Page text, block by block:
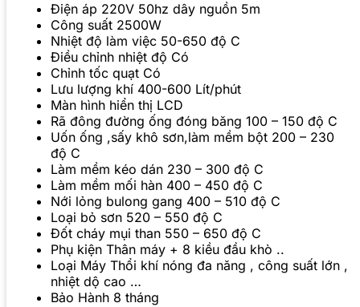
Điện áp 220V 50hz dây nguồn 5m
Công suất 2500W
Nhiệt độ làm việc 50-650 độ C
Điều chỉnh nhiệt độ Có
Chỉnh tốc quạt Có
Lưu lượng khí 400-600 Lít/phút
Màn hình hiển thị LCD
Rã đông đường ống đóng băng 100 – 150 độ C
Uốn ống ,sấy khô sơn,làm mềm bột 200 – 230
độ C
Làm mềm kéo dán 230 – 300 độ C
Làm mềm mối hàn 400 – 450 độ C
Nới lỏng bulong gang 400 – 510 độ C
Loại bỏ sơn 520 – 550 độ C
Đốt cháy mụi than 550 – 650 độ C
Phụ kiện Thân máy + 8 kiều đầu khò ..
Loại Máy Thổi khí nóng đa năng , công suất lớn ,
nhiệt dộ cao …
Bảo Hành 8 tháng